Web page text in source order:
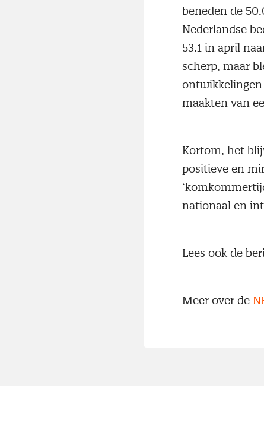
beneden de
Nederlandse
53.1 in april
scherp, maar
maakten van
Kortom, het
positieve en
nationaal en
Lees ook de
Meer over de